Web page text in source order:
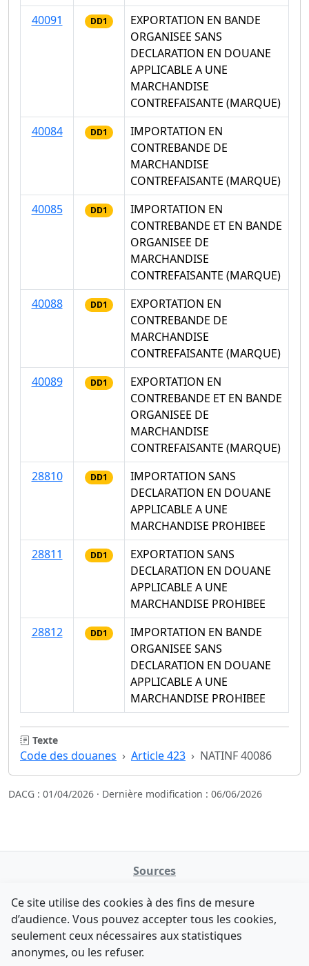
40091
DD1
EXPORTATION EN BANDE
ORGANISEE SANS
DECLARATION EN DOUANE
APPLICABLE A UNE
MARCHANDISE
CONTREFAISANTE (MARQUE)
40084
DD1
IMPORTATION EN
CONTREBANDE DE
MARCHANDISE
CONTREFAISANTE (MARQUE)
40085
DD1
IMPORTATION EN
CONTREBANDE ET EN BANDE
ORGANISEE DE
MARCHANDISE
CONTREFAISANTE (MARQUE)
40088
DD1
EXPORTATION EN
CONTREBANDE DE
MARCHANDISE
CONTREFAISANTE (MARQUE)
40089
DD1
EXPORTATION EN
CONTREBANDE ET EN BANDE
ORGANISEE DE
MARCHANDISE
CONTREFAISANTE (MARQUE)
28810
DD1
IMPORTATION SANS
DECLARATION EN DOUANE
APPLICABLE A UNE
MARCHANDISE PROHIBEE
28811
DD1
EXPORTATION SANS
DECLARATION EN DOUANE
APPLICABLE A UNE
MARCHANDISE PROHIBEE
28812
DD1
IMPORTATION EN BANDE
ORGANISEE SANS
DECLARATION EN DOUANE
APPLICABLE A UNE
MARCHANDISE PROHIBEE
Texte
Code des douanes Article 423 NATINF 40086
DACG : 01/04/2026 · Dernière modification : 06/06/2026
Sources
data.gouv.fr
Legifrance - API
Contact
Comment avez-vous découvert NATINFo ?
Une courte réponse suffit (500 caractères max).
Ce site utilise des cookies à des fins de mesure
d’audience. Vous pouvez accepter tous les cookies,
seulement ceux nécessaires aux statistiques
anonymes, ou les refuser.